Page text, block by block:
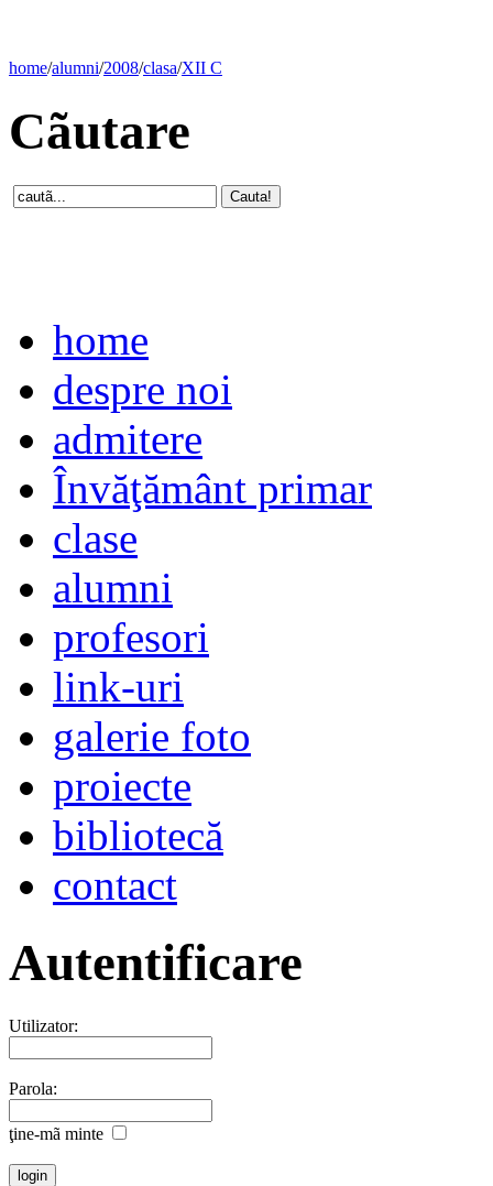
home/alumni/2008/clasa/XII C
Cãutare
home
despre noi
admitere
Învăţământ primar
clase
alumni
profesori
link-uri
galerie foto
proiecte
bibliotecă
contact
Autentificare
Utilizator:
Parola:
ţine-mã minte